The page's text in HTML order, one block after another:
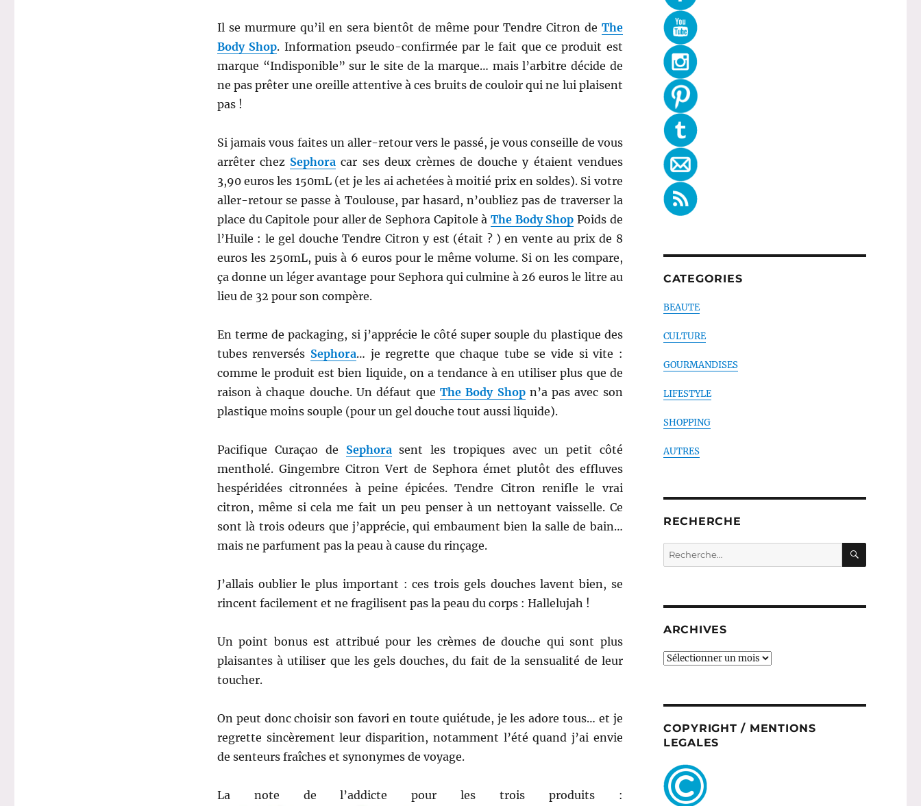
Il se murmure qu’il en sera bientôt de même pour Tendre Citron de The
Body Shop. Information pseudo-confirmée par le fait que ce produit est
marque “Indisponible” sur le site de la marque… mais l’arbitre décide de
ne pas prêter une oreille attentive à ces bruits de couloir qui ne lui plaisent
pas !
Si jamais vous faites un aller-retour vers le passé, je vous conseille de vous
arrêter chez Sephora car ses deux crèmes de douche y étaient vendues
3,90 euros les 150mL (et je les ai achetées à moitié prix en soldes). Si votre
aller-retour se passe à Toulouse, par hasard, n’oubliez pas de traverser la
place du Capitole pour aller de Sephora Capitole àThe Body Shop Poids de
l’Huile : le gel douche Tendre Citron y est (était ? ) en vente au prix de 8
euros les 250mL, puis à 6 euros pour le même volume. Si on les compare,
ça donne un léger avantage pour Sephora qui culmine à 26 euros le litre au
lieu de 32 pour son compère.
En terme de packaging, si j’apprécie le côté super souple du plastique des
tubes renversés Sephora… je regrette que chaque tube se vide si vite :
comme le produit est bien liquide, on a tendance à en utiliser plus que de
raison à chaque douche. Un défaut que The Body Shopn’a pas avec son
plastique moins souple (pour un gel douche tout aussi liquide).
Pacifique Curaçao de Sephora sent les tropiques avec un petit côté
mentholé. Gingembre Citron Vert de Sephora émet plutôt des effluves
hespéridées citronnées à peine épicées. Tendre Citron renifle le vrai
citron, même si cela me fait un peu penser à un nettoyant vaisselle. Ce
sont là trois odeurs que j’apprécie, qui embaument bien la salle de bain…
mais ne parfument pas la peau à cause du rinçage.
J’allais oublier le plus important : ces trois gels douches lavent bien, se
rincent facilement et ne fragilisent pas la peau du corps : Hallelujah !
Un point bonus est attribué pour les crèmes de douche qui sont plus
plaisantes à utiliser que les gels douches, du fait de la sensualité de leur
toucher.
On peut donc choisir son favori en toute quiétude, je les adore tous… et je
regrette sincèrement leur disparition, notamment l’été quand j’ai envie
de senteurs fraîches et synonymes de voyage.
La note de l’addicte pour les trois produits :
CATEGORIES
BEAUTE
CULTURE
GOURMANDISES
LIFESTYLE
SHOPPING
AUTRES
RECHERCHE
Recherche
pour :
ARCHIVES
ARCHIVES
COPYRIGHT / MENTIONS
LEGALES